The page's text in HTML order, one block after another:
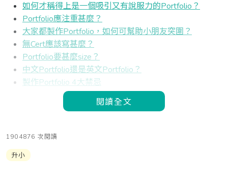
如何才稱得上是一個吸引又有說服力的Portfolio？
Portfolio應注重甚麼？
大家都製作Portfolio，如何可幫助小朋友突圍？
無Cert應該寫甚麼？
Portfolio要甚麼size？
中文Portfolio還是英文Portfolio？
製作Portfolio 4大禁忌
閱讀全文
1904876 次閱讀
升小